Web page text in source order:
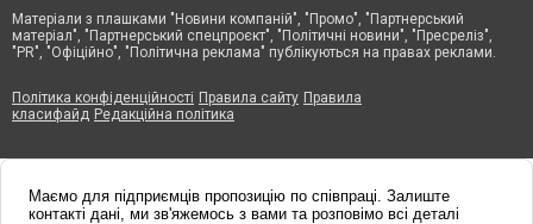
Матеріали з плашками "Новини компаній", "Промо", "Партнерський
матеріал", "Партнерський спецпроєкт", "Політичні новини", "Пресреліз",
"PR", "Офіційно", "Політична реклама" публікуються на правах реклами.
Політика конфіденційності Правила сайту Правила
класифайд Редакційна політика
Маємо для підприємців пропозицію по співпраці. Залиште
контакті дані, ми зв'яжемось з вами та розповімо всі деталі